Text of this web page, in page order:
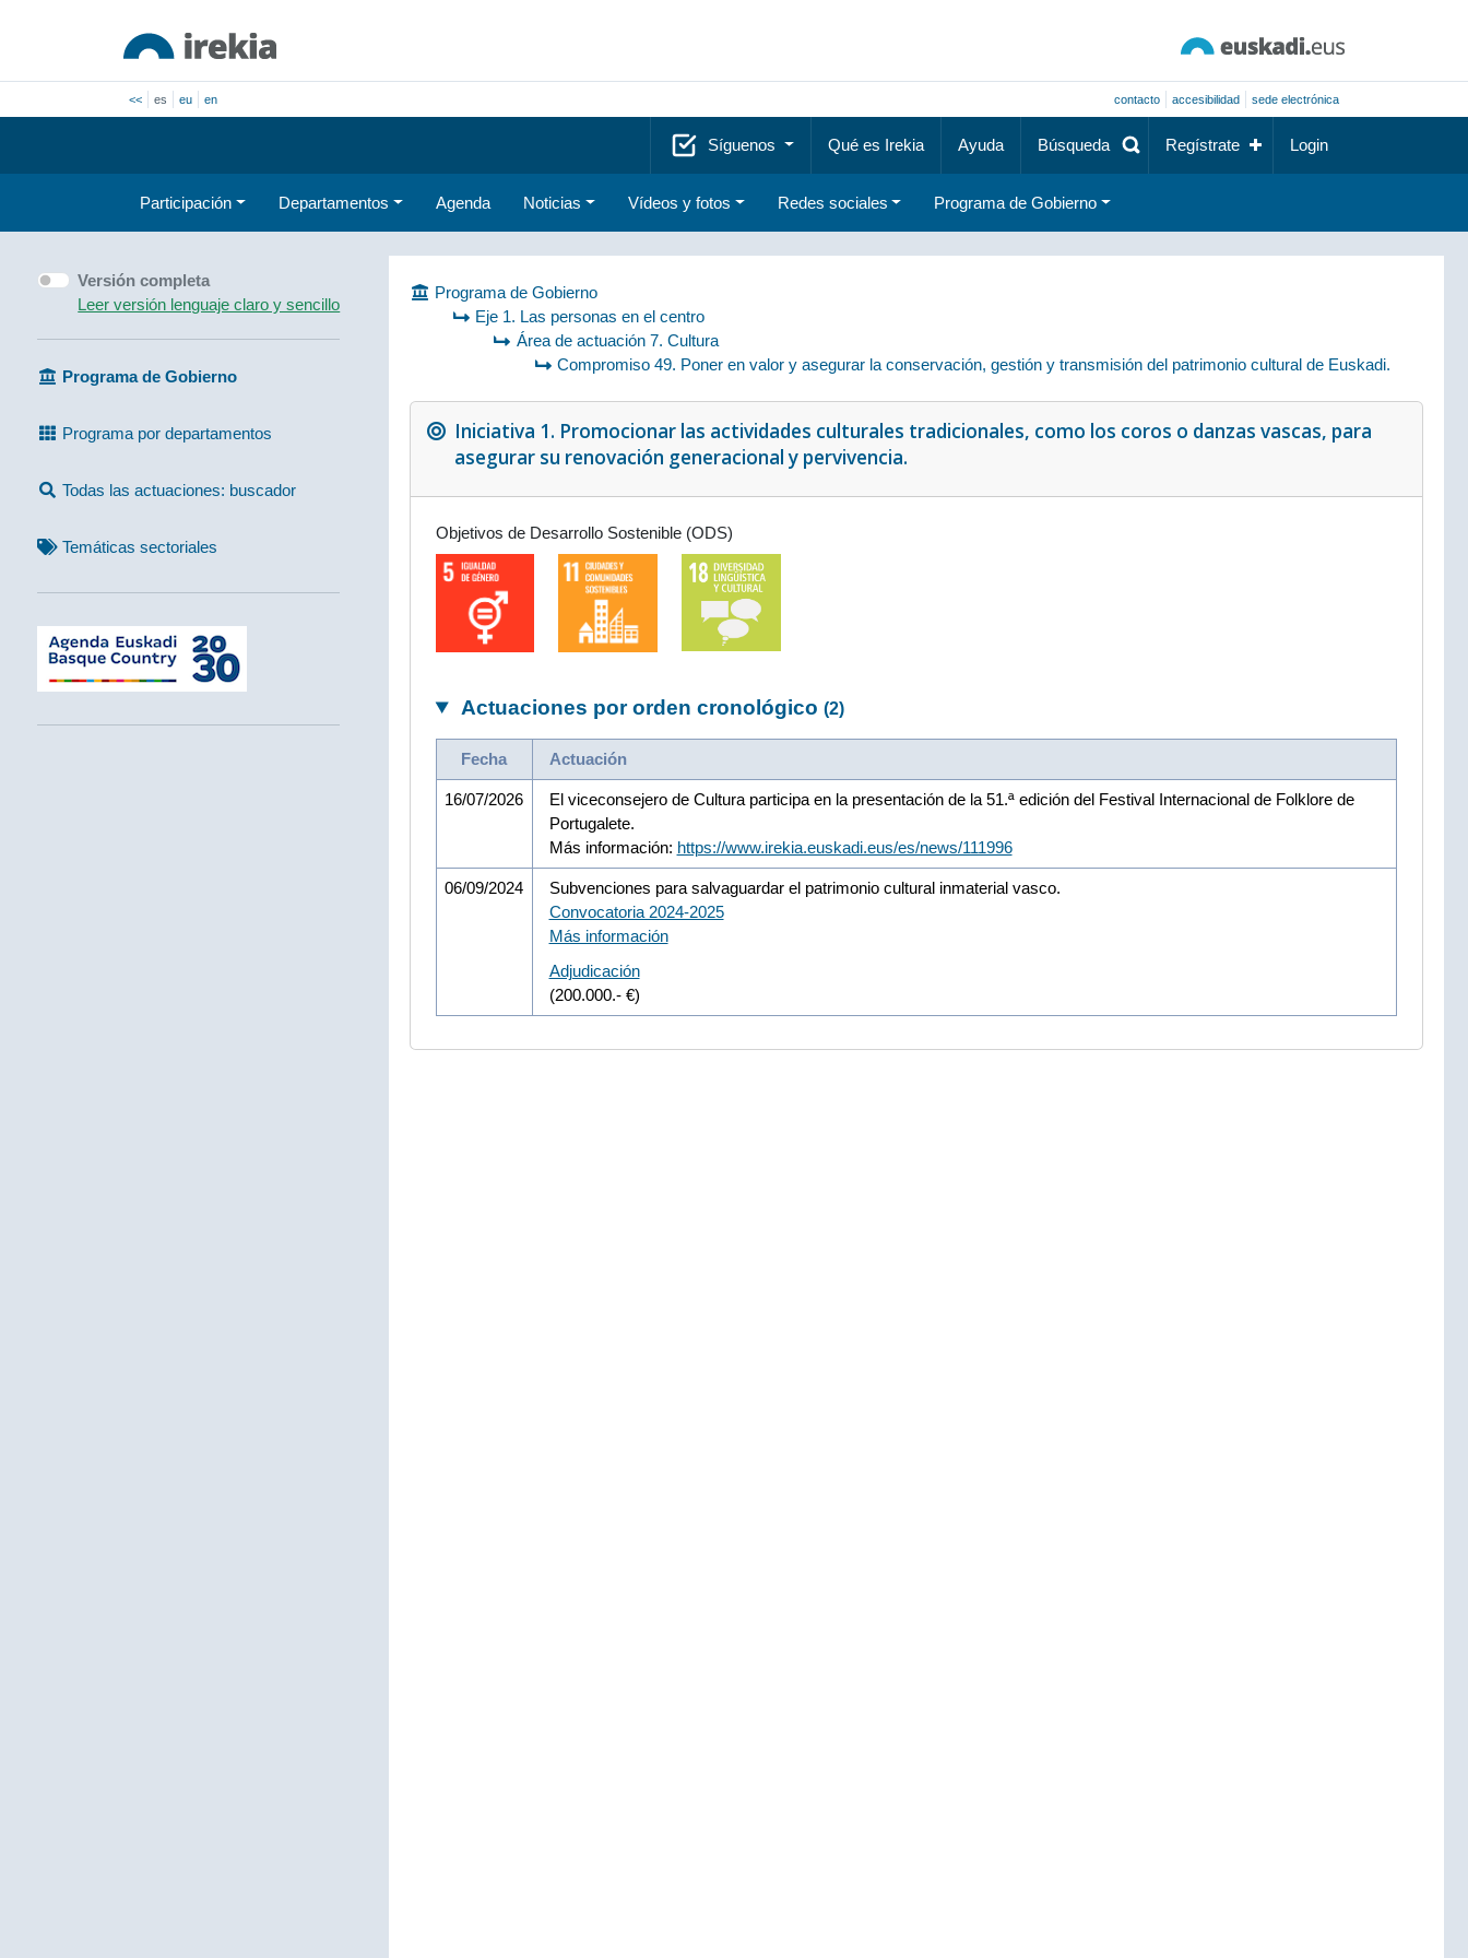
<< es eu en contacto accesibilidad sede electrónica
Síguenos Qué es Irekia Ayuda Búsqueda Regístrate Login
Participación Departamentos Agenda Noticias Vídeos y fotos Redes sociales Programa de Gobierno
Versión completa
Leer versión lenguaje claro y sencillo
Programa de Gobierno
Programa por departamentos
Todas las actuaciones: buscador
Temáticas sectoriales
Programa de Gobierno
Eje 1. Las personas en el centro
Área de actuación 7. Cultura
Compromiso 49. Poner en valor y asegurar la conservación, gestión y transmisión del patrimonio cultural de Euskadi.
Iniciativa 1. Promocionar las actividades culturales tradicionales, como los coros o danzas vascas, para
asegurar su renovación generacional y pervivencia.
Objetivos de Desarrollo Sostenible (ODS)
Actuaciones por orden cronológico(2)
Fecha Actuación
16/07/2026
El viceconsejero de Cultura participa en la presentación de la 51.ª edición del Festival Internacional de Folklore de
Portugalete.
Más información: https://www.irekia.euskadi.eus/es/news/111996
06/09/2024
Subvenciones para salvaguardar el patrimonio cultural inmaterial vasco.
Convocatoria 2024-2025
Más información
Adjudicación
(200.000.- €)